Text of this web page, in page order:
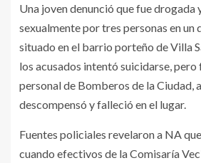
Una joven denunció que fue drogada
sexualmente por tres personas en un
situado en el barrio porteño de Villa
los acusados intentó suicidarse,
personal de Bomberos de la Ciudad,
descompensó y falleció en el lugar.
Fuentes policiales revelaron a NA
cuando efectivos de la Comisaría